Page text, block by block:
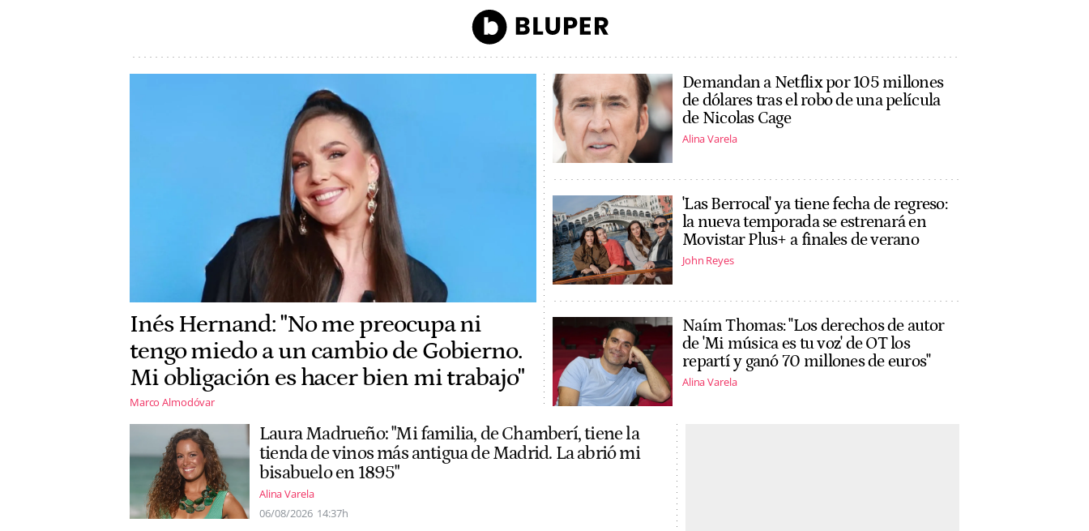
Inés Hernand: "No me preocupa ni
tengo miedo a un cambio de Gobierno.
Mi obligación es hacer bien mi trabajo"
Marco Almodóvar
Demandan a Netflix por 105 millones
de dólares tras el robo de una película
de Nicolas Cage
Alina Varela
'Las Berrocal' ya tiene fecha de regreso:
la nueva temporada se estrenará en
Movistar Plus+ a finales de verano
John Reyes
Naím Thomas: "Los derechos de autor
de 'Mi música es tu voz' de OT los
repartí y ganó 70 millones de euros"
Alina Varela
Laura Madrueño: "Mi familia, de Chamberí, tiene la
tienda de vinos más antigua de Madrid. La abrió mi
bisabuelo en 1895"
Alina Varela
06/08/2026 14:37h